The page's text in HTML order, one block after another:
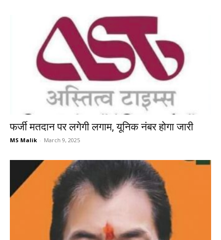
फर्जी मतदान पर लगेगी लगाम, यूनिक नंबर होगा जारी
MS Malik - March 9, 2025